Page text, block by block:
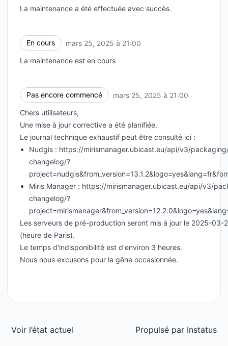
La maintenance a été effectuée avec succès.
En cours mars 25, 2025 à 21:00
La maintenance est en cours
Pas encore commencé mars 25, 2025 à 21:00
Chers utilisateurs,
Une mise à jour corrective a été planifiée.
Le journal technique exhaustif peut être consulté ici :
Nudgis : https://mirismanager.ubicast.eu/api/v3/
changelog/?
Miris Manager : https://mirismanager.ubicast.eu/api/v3/
changelog/?
Les serveurs de pré-production seront mis à jour le 2025-03-
(heure de Paris).
Le temps d'indisponibilité est d'environ 3 heures.
Nous nous excusons pour la gêne occasionnée.
Voir l’état actuel Propulsé par Instatus